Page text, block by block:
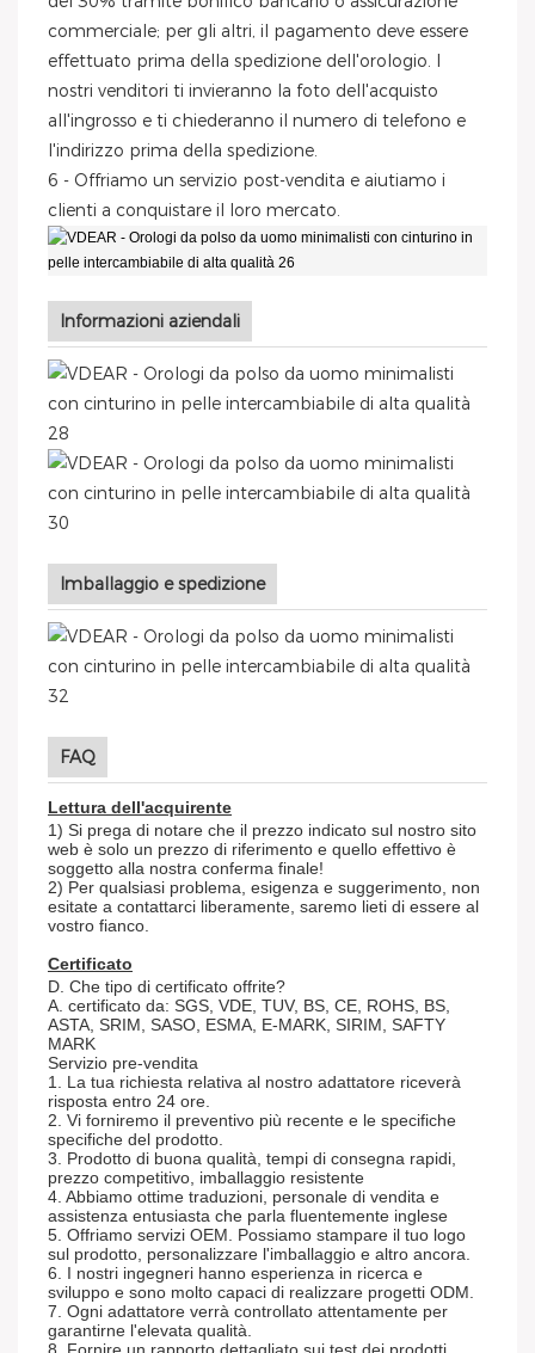
commerciale; per gli altri, il pagamento deve essere
effettuato prima della spedizione dell'orologio. I
nostri venditori ti invieranno la foto dell'acquisto
all'ingrosso e ti chiederanno il numero di telefono e
l'indirizzo prima della spedizione.
6 - Offriamo un servizio post-vendita e aiutiamo i
clienti a conquistare il loro mercato.
Informazioni aziendali
Imballaggio e spedizione
FAQ
Lettura dell'acquirente
1) Si prega di notare che il prezzo indicato sul nostro sito
web è solo un prezzo di riferimento e quello effettivo è
soggetto alla nostra conferma finale!
2) Per qualsiasi problema, esigenza e suggerimento, non
esitate a contattarci liberamente, saremo lieti di essere al
vostro fianco.
Certificato
D. Che tipo di certificato offrite?
A. certificato da: SGS, VDE, TUV, BS, CE, ROHS, BS,
ASTA, SRIM, SASO, ESMA, E-MARK, SIRIM, SAFTY
MARK
Servizio pre-vendita
1. La tua richiesta relativa al nostro adattatore riceverà
risposta entro 24 ore.
2. Vi forniremo il preventivo più recente e le specifiche
specifiche del prodotto.
3. Prodotto di buona qualità, tempi di consegna rapidi,
prezzo competitivo, imballaggio resistente
4. Abbiamo ottime traduzioni, personale di vendita e
assistenza entusiasta che parla fluentemente inglese
5. Offriamo servizi OEM. Possiamo stampare il tuo logo
sul prodotto, personalizzare l'imballaggio e altro ancora.
6. I nostri ingegneri hanno esperienza in ricerca e
sviluppo e sono molto capaci di realizzare progetti ODM.
7. Ogni adattatore verrà controllato attentamente per
garantirne l'elevata qualità.